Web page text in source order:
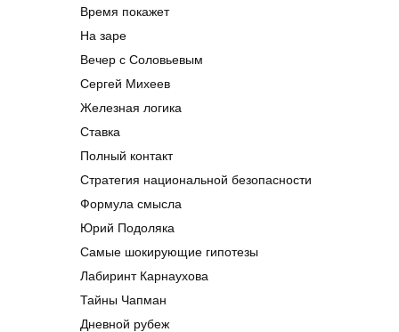
Время покажет
На заре
Вечер с Соловьевым
Сергей Михеев
Железная логика
Ставка
Полный контакт
Стратегия национальной безопасности
Формула смысла
Юрий Подоляка
Самые шокирующие гипотезы
Лабиринт Карнаухова
Тайны Чапман
Дневной рубеж